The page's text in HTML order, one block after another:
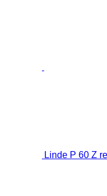
Linde P 60 Z